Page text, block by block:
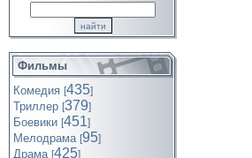
Фильмы
Комедия [435]
Триллер [379]
Боевики [451]
Мелодрама [95]
Драма [425]